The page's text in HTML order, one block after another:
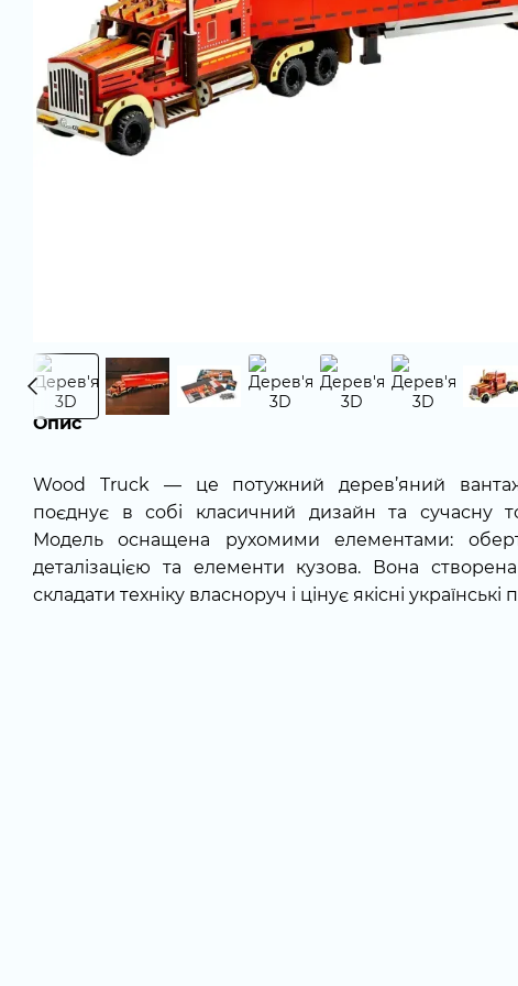
Опис
Wood Truck — це потужний дерев’яний
поєднує в собі класичний дизайн та сучасну
Модель оснащена рухомими елементами:
деталізацією та елементи кузова. Вона
складати техніку власноруч і цінує якісні українські